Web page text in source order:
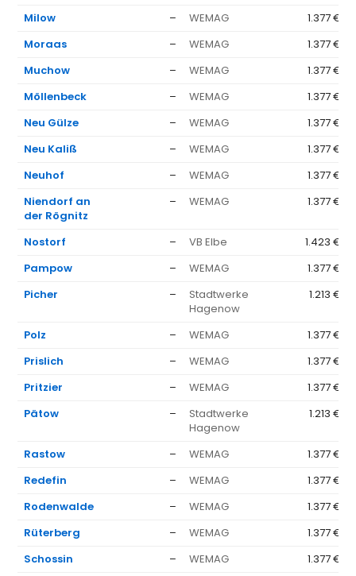
Milow
– WEMAG
1.377 €
Moraas
– WEMAG
1.377 €
Muchow
– WEMAG
1.377 €
Möllenbeck
– WEMAG
1.377 €
Neu Gülze
– WEMAG
1.377 €
Neu Kaliß
– WEMAG
1.377 €
Neuhof
– WEMAG
1.377 €
Niendorf an
der Rögnitz
– WEMAG 1.377 €
Nostorf – VB Elbe
1.423 €
Pampow
– WEMAG
1.377 €
Picher
–
Stadtwerke
Hagenow
1.213 €
Polz – WEMAG
1.377 €
Prislich
– WEMAG
1.377 €
Pritzier
– WEMAG
1.377 €
Pätow
–
Stadtwerke
Hagenow
1.213 €
Rastow – WEMAG
1.377 €
Redefin
– WEMAG
1.377 €
Rodenwalde
– WEMAG
1.377 €
Rüterberg
– WEMAG
1.377 €
Schossin
– WEMAG
1.377 €